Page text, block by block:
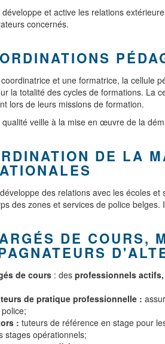
et active les relations
concernés.
et une formatrice, la cellule
la totalité des cycles de formations. La
lors de leurs missions de formation.
veille à la mise en œuvre de la
DE LA
des relations avec les écoles
des zones et services de police
DE COURS,
de cours : des professionnels
de pratique professionnelle :
: tuteurs de référence en stage pour
stages opérationnels;